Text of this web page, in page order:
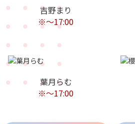
吉野まり
※〜17:00
葉月らむ
※〜17:00